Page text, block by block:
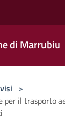
di Marrubiu
>
per il trasporto